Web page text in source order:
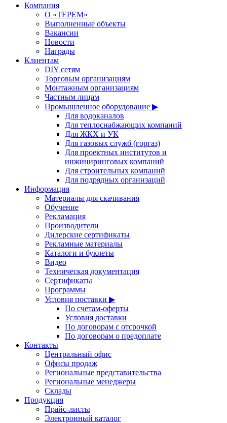
Компания
О «ТЕРЕМ»
Выполненные объекты
Вакансии
Новости
Награды
Клиентам
DIY сетям
Торговым организациям
Монтажным организациям
Частным лицам
Промышленное оборудование ▶
Для водоканалов
Для теплоснабжающих компаний
Для ЖКХ и УК
Для газовых служб (горгаз)
Для проектных институтов и
инжиниринговых компаний
Для строительных компаний
Для подрядных организаций
Информация
Материалы для скачивания
Обучение
Рекламация
Производители
Дилерские сертификаты
Рекламные материалы
Каталоги и буклеты
Видео
Техническая документация
Сертификаты
Программы
Условия поставки ▶
По счетам-оферты
Условия доставки
По договорам с отсрочкой
По договорам о предоплате
Контакты
Центральный офис
Офисы продаж
Региональные представительства
Региональные менеджеры
Склады
Продукция
Прайс-листы
Электронный каталог